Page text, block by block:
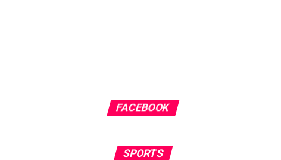
FACEBOOK
SPORTS